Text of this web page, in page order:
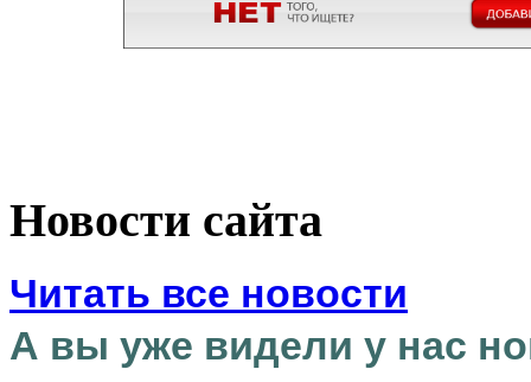
Новости сайта
Читать все новости
А вы уже видели у нас